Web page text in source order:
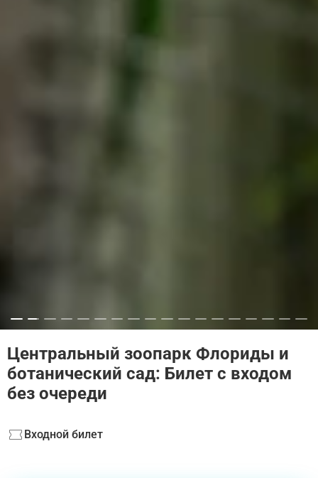
Центральный зоопарк Флориды и
ботанический сад: Билет с входом
без очереди
Входной билет